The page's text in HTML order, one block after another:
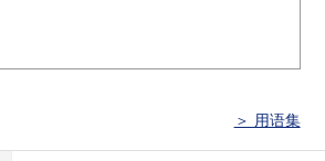
＞ 用语集